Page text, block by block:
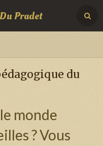
Pradet
du
monde
? Vous